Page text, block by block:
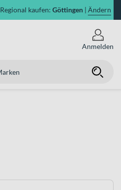
Regional kaufen: Göttingen | Ändern
Anmelden